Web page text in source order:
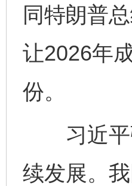
同特朗普
让2026年
份。
习近平
续发展。